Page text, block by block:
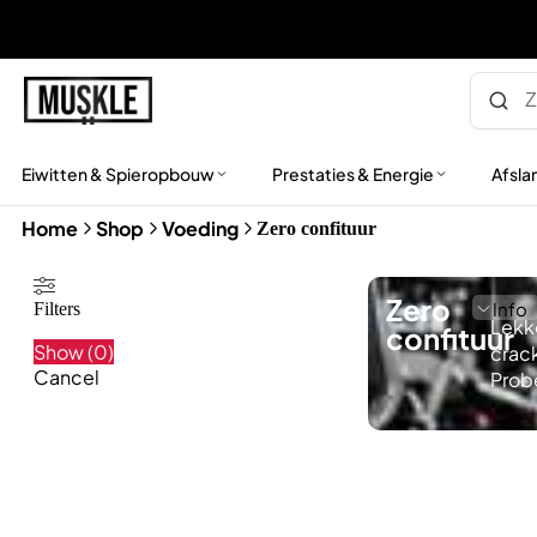
Eiwitten & Spieropbouw Prestaties & Energie
Home Shop Voeding Zero confituur
Filters
Show(0)
Cancel
Zero
confituur
Info